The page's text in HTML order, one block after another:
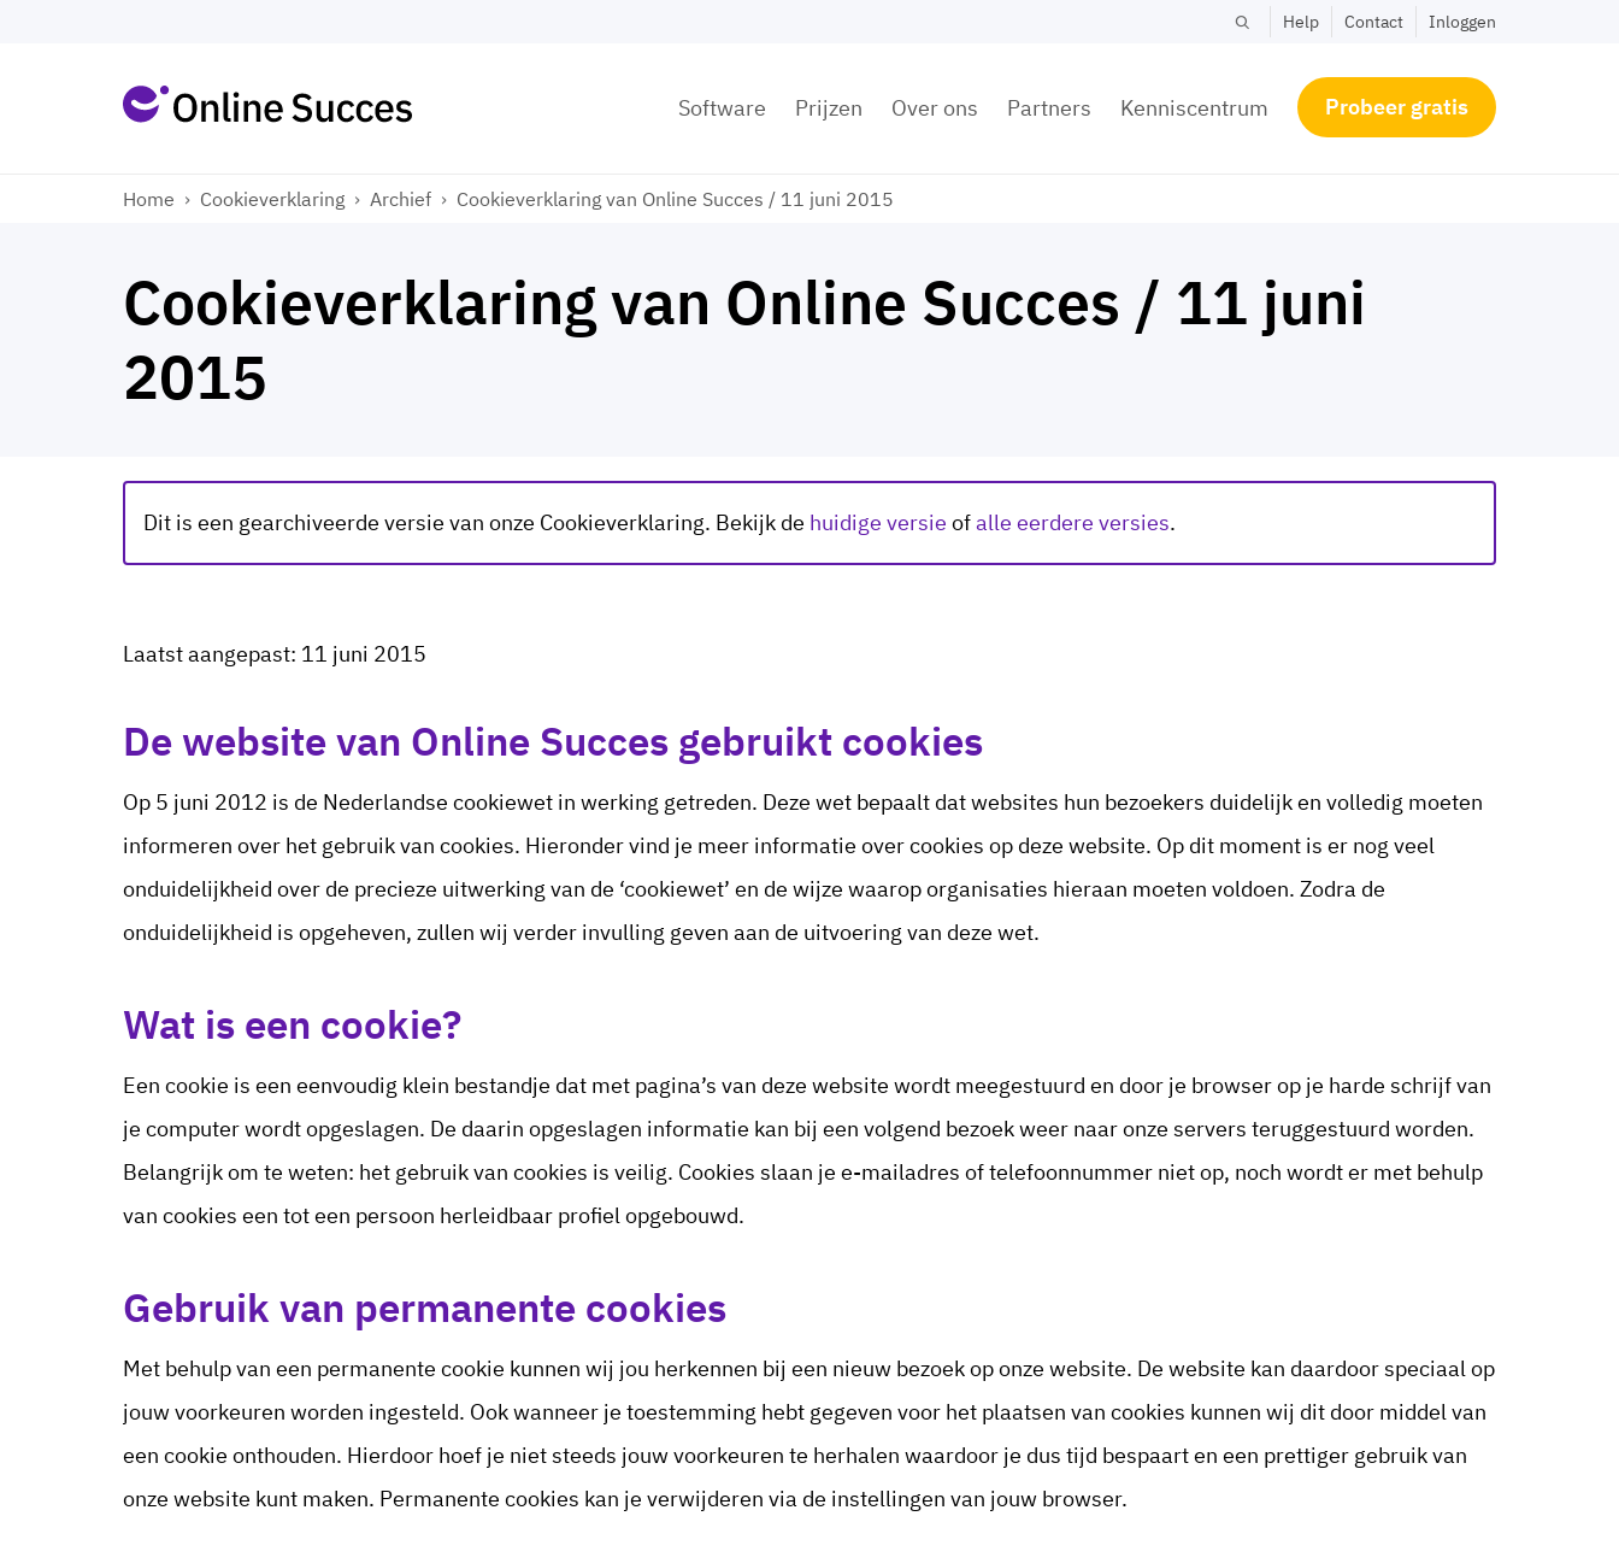
Help Contact Inloggen
Software Prijzen Over ons Partners Kenniscentrum Probeer gratis
Home › Cookieverklaring › Archief › Cookieverklaring van Online Succes / 11 juni 2015
Cookieverklaring van Online Succes / 11 juni
2015
Dit is een gearchiveerde versie van onze Cookieverklaring. Bekijk de huidige versie ofalle eerdere versies.
Laatst aangepast: 11 juni 2015
De website van Online Succes gebruikt cookies
Op 5 juni 2012 is de Nederlandse cookiewet in werking getreden. Deze wet bepaalt dat websites hun bezoekers duidelijk en volledig moeten
informeren over het gebruik van cookies. Hieronder vind je meer informatie over cookies op deze website. Op dit moment is er nog veel
onduidelijkheid over de precieze uitwerking van de ‘cookiewet’ en de wijze waarop organisaties hieraan moeten voldoen. Zodra de
onduidelijkheid is opgeheven, zullen wij verder invulling geven aan de uitvoering van deze wet.
Wat is een cookie?
Een cookie is een eenvoudig klein bestandje dat met pagina’s van deze website wordt meegestuurd en door je browser op je harde schrijf van
je computer wordt opgeslagen. De daarin opgeslagen informatie kan bij een volgend bezoek weer naar onze servers teruggestuurd worden.
Belangrijk om te weten: het gebruik van cookies is veilig. Cookies slaan je e-mailadres of telefoonnummer niet op, noch wordt er met behulp
van cookies een tot een persoon herleidbaar profiel opgebouwd.
Gebruik van permanente cookies
Met behulp van een permanente cookie kunnen wij jou herkennen bij een nieuw bezoek op onze website. De website kan daardoor speciaal op
jouw voorkeuren worden ingesteld. Ook wanneer je toestemming hebt gegeven voor het plaatsen van cookies kunnen wij dit door middel van
een cookie onthouden. Hierdoor hoef je niet steeds jouw voorkeuren te herhalen waardoor je dus tijd bespaart en een prettiger gebruik van
onze website kunt maken. Permanente cookies kan je verwijderen via de instellingen van jouw browser.